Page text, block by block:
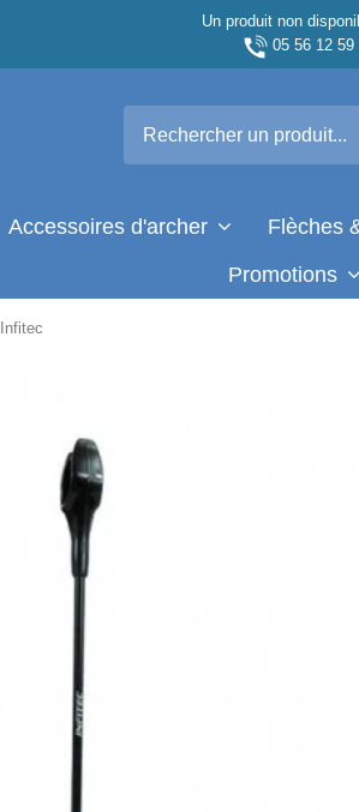
Un produit non
05 56 12 59
Accessoires d'archer Flèches
Promotions
Infitec